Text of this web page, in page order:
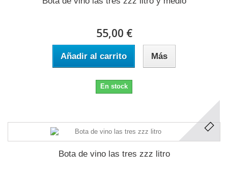
55,00 €
Añadir al carrito Más
En stock
Bota de vino las tres zzz litro